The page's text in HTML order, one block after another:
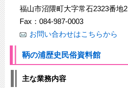
福山市沼隈町大字常石2323番地2
Fax：084-987-0003
お問い合わせはこちらから
鞆の浦歴史民俗資料館
主な業務内容